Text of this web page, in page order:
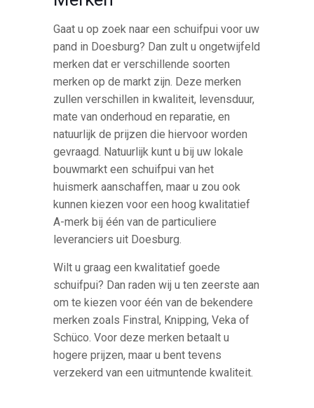
Gaat u op zoek naar een schuifpui voor uw
pand in Doesburg? Dan zult u ongetwijfeld
merken dat er verschillende soorten
merken op de markt zijn. Deze merken
zullen verschillen in kwaliteit, levensduur,
mate van onderhoud en reparatie, en
natuurlijk de prijzen die hiervoor worden
gevraagd. Natuurlijk kunt u bij uw lokale
bouwmarkt een schuifpui van het
huismerk aanschaffen, maar u zou ook
kunnen kiezen voor een hoog kwalitatief
A-merk bij één van de particuliere
leveranciers uit Doesburg.
Wilt u graag een kwalitatief goede
schuifpui? Dan raden wij u ten zeerste aan
om te kiezen voor één van de bekendere
merken zoals Finstral, Knipping, Veka of
Schüco. Voor deze merken betaalt u
hogere prijzen, maar u bent tevens
verzekerd van een uitmuntende kwaliteit.